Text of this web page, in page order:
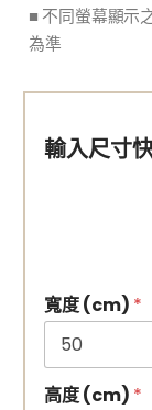
■ 不同螢幕顯示
為準
輸入尺寸
寬度 (cm) *
高度 (cm) *